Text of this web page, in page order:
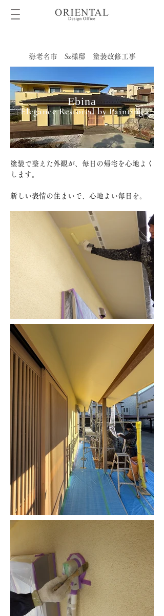
海老名市 Sz様邸 塗装改修工事
Elegance Restored by Painting
Ebina
塗装で整えた外観が、毎日の帰宅を心地よく
します。
新しい表情の住まいで、心地よい毎日を。